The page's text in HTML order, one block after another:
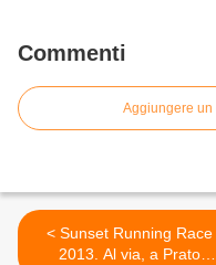
Commenti
Aggiungere un
< Sunset Running Race
2013. Al via, a Prato